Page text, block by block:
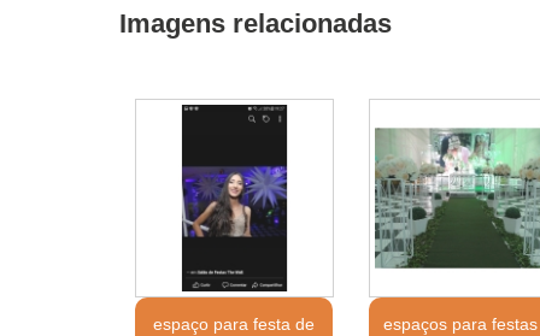
Imagens relacionadas
espaço para festa de
espaços para